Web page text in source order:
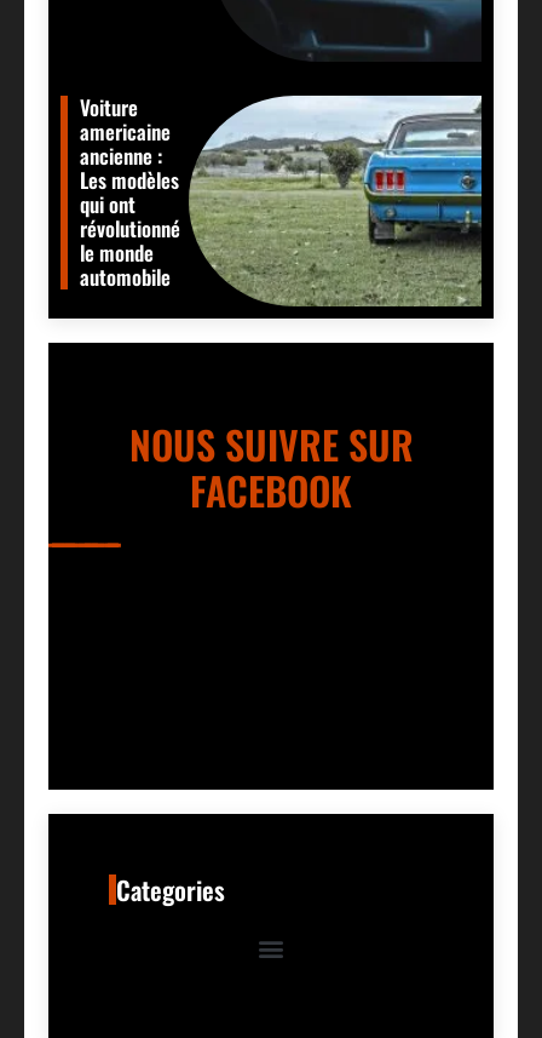
Voiture
americaine
ancienne :
Les modèles
qui ont
révolutionné
le monde
automobile
NOUS SUIVRE SUR
FACEBOOK
Categories